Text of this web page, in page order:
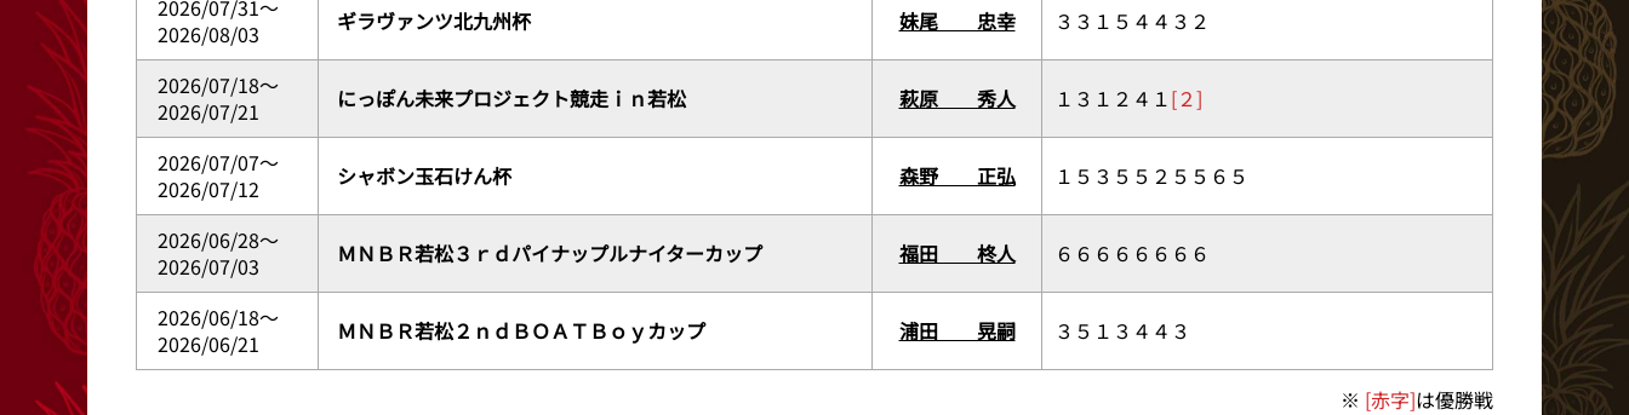
2026/07/31～
2026/08/03
ギラヴァンツ北九州杯 妹尾 忠幸 ３３１５４４３２
2026/07/18～
2026/07/21
にっぽん未来プロジェクト競走ｉｎ若松 萩原 秀人 １３１２４１[２]
2026/07/07～
2026/07/12
シャボン玉石けん杯 森野 正弘 １５３５５２５５６５
2026/06/28～
2026/07/03
ＭＮＢＲ若松３ｒｄパイナップルナイターカップ 福田 柊人 ６６６６６６６６
2026/06/18～
2026/06/21
ＭＮＢＲ若松２ｎｄＢＯＡＴＢｏｙカップ 浦田 晃嗣 ３５１３４４３
※ [赤字]は優勝戦